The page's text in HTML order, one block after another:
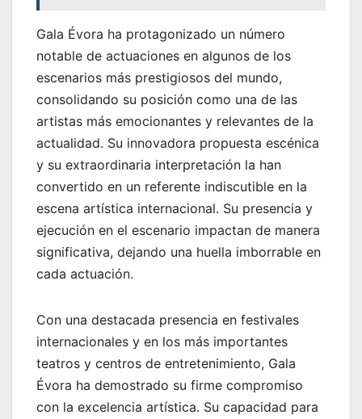
Gala Évora ha protagonizado un número
notable de actuaciones en algunos de los
escenarios más prestigiosos del mundo,
consolidando su posición como una de las
artistas más emocionantes y relevantes de la
actualidad. Su innovadora propuesta escénica
y su extraordinaria interpretación la han
convertido en un referente indiscutible en la
escena artística internacional. Su presencia y
ejecución en el escenario impactan de manera
significativa, dejando una huella imborrable en
cada actuación.
Con una destacada presencia en festivales
internacionales y en los más importantes
teatros y centros de entretenimiento, Gala
Évora ha demostrado su firme compromiso
con la excelencia artística. Su capacidad para